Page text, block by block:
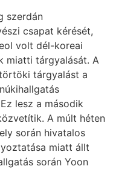
szerdán
csapat kérését,
volt dél-koreai
miatti tárgyalását. A
tárgyalást a
lesz a második
A múlt héten
során hivatalos
miatt állt
során Yoon